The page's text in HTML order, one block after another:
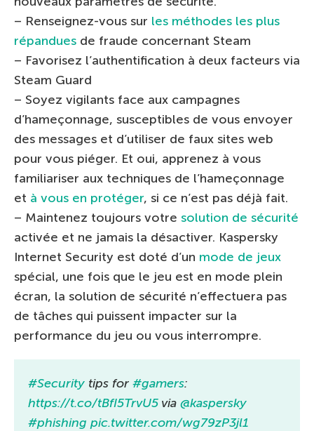
– Renseignez-vous sur les méthodes les plus
répandues de fraude concernant Steam
– Favorisez l’authentification à deux facteurs via
Steam Guard
– Soyez vigilants face aux campagnes
d’hameçonnage, susceptibles de vous envoyer
des messages et d’utiliser de faux sites web
pour vous piéger. Et oui, apprenez à vous
familiariser aux techniques de l’hameçonnage
et à vous en protéger, si ce n’est pas déjà fait.
– Maintenez toujours votre solution de sécurité
activée et ne jamais la désactiver. Kaspersky
Internet Security est doté d’un mode de jeux
spécial, une fois que le jeu est en mode plein
écran, la solution de sécurité n’effectuera pas
de tâches qui puissent impacter sur la
performance du jeu ou vous interrompre.
#Security tips for #gamers:
https://t.co/tBfI5TrvU5 via @kaspersky
#phishing pic.twitter.com/wg79zP3jl1